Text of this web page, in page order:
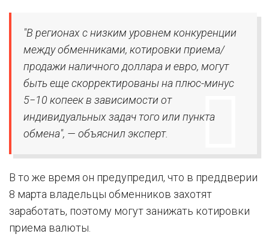
"В регионах с низким уровнем конкуренции
между обменниками, котировки приема/
продажи наличного доллара и евро, могут
быть еще скорректированы на плюс-минус
5−10 копеек в зависимости от
индивидуальных задач того или пункта
обмена", — объяснил эксперт.
В то же время он предупредил, что в преддверии
8 марта владельцы обменников захотят
заработать, поэтому могут занижать котировки
приема валюты.